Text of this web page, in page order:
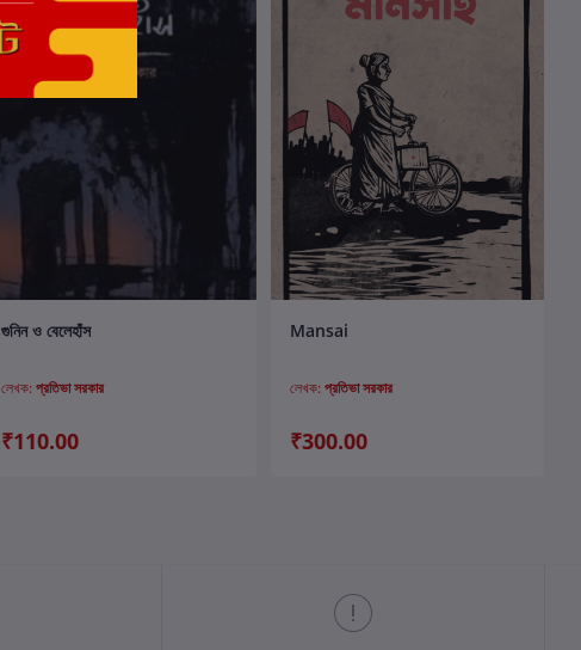
কার্টে যোগ করুন
গুনিন ও বেলেহাঁস
লেখক:প্রতিভা সরকার
₹110.00
Mansai
লেখক: প্রতিভা সরকার
₹300.00